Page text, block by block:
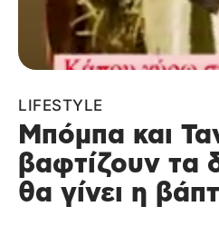
LIFESTYLE
Μπόμπα και
βαφτίζουν τα
θα γίνει η